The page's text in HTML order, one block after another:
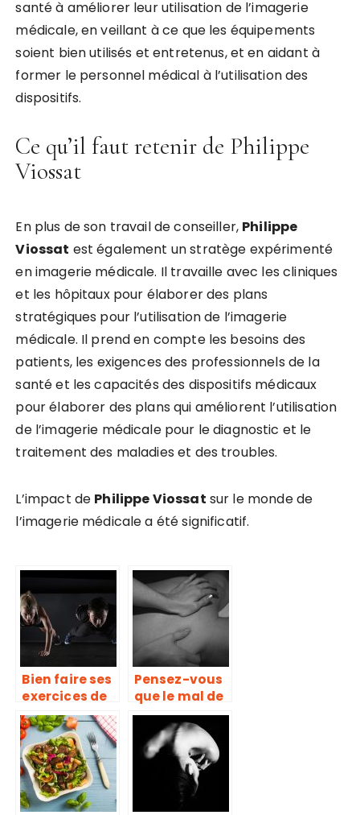
santé à améliorer leur utilisation de l’imagerie
médicale, en veillant à ce que les équipements
soient bien utilisés et entretenus, et en aidant à
former le personnel médical à l’utilisation des
dispositifs.
Ce qu’il faut retenir de Philippe
Viossat
En plus de son travail de conseiller, Philippe
Viossat est également un stratège expérimenté
en imagerie médicale. Il travaille avec les cliniques
et les hôpitaux pour élaborer des plans
stratégiques pour l’utilisation de l’imagerie
médicale. Il prend en compte les besoins des
patients, les exigences des professionnels de la
santé et les capacités des dispositifs médicaux
pour élaborer des plans qui améliorent l’utilisation
de l’imagerie médicale pour le diagnostic et le
traitement des maladies et des troubles.
L’impact de Philippe Viossat sur le monde de
l’imagerie médicale a été significatif.
Bien faire ses
exercices de
muscu, une
erreur trop
souvent
répétée
Pensez-vous
que le mal de
dos est une
maladie qui
se soigne ou
une douleur
qui se calme ?